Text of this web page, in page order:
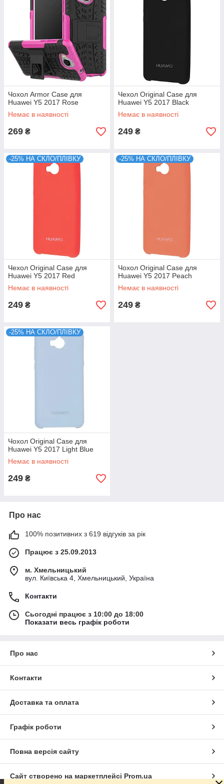
Чохол Armor Case для
Huawei Y5 2017 Rose
Немає в наявності
269 ₴
Чехол Original Case для
Huawei Y5 2017 Black
Немає в наявності
249 ₴
-25% НА СКЛО/ПЛІВКУ
Чехол Original Case для
Huawei Y5 2017 Red
Немає в наявності
249 ₴
-25% НА СКЛО/ПЛІВКУ
Чохол Original Case для
Huawei Y5 2017 Peach
Немає в наявності
249 ₴
-25% НА СКЛО/ПЛІВКУ
Чохол Original Case для
Huawei Y5 2017 Light Blue
Немає в наявності
249 ₴
Про нас
100% позитивних з 619 відгуків за рік
Працює з 25.09.2013
м. Хмельницький
вул. Київська 4, Хмельницький, Україна
Контакти
Сьогодні працює з 10:00 до 18:00
Показати весь графік роботи
Про нас
Контакти
Доставка та оплата
Графік роботи
Повна версія сайту
Сайт створено на маркетплейсі Prom.ua